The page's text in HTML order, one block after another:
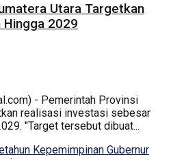
Utara Targetkan
Hingga 2029
- Pemerintah Provinsi
realisasi investasi sebesar
"Target tersebut dibuat...